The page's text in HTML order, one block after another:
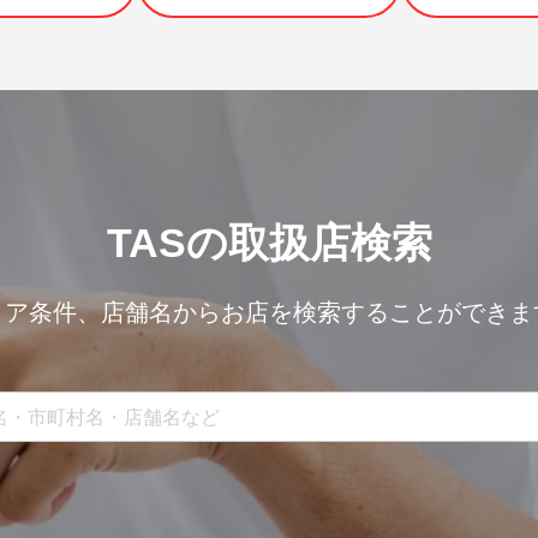
TASの取扱店検索
条件、店舗名からお店を検索することができ